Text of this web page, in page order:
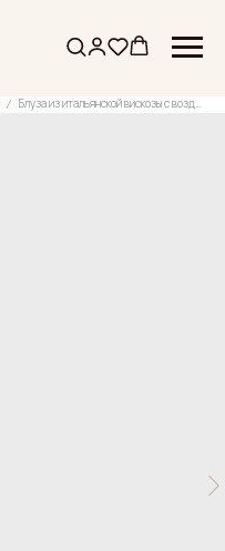
Блуза из итальянской вискозы с воздушными рукавами